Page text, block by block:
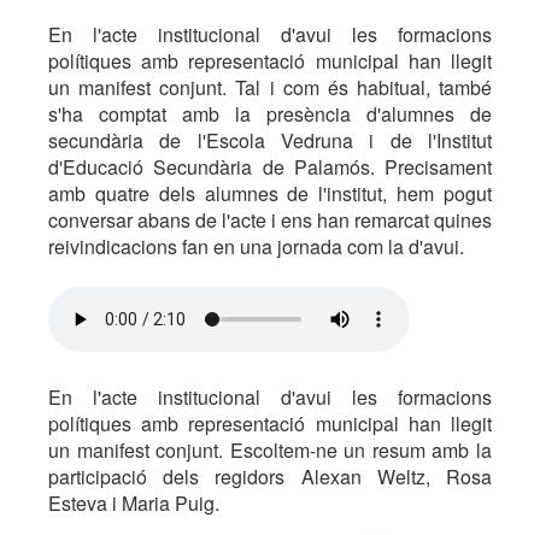
En l'acte institucional d'avui les formacions
polítiques amb representació municipal han llegit
un manifest conjunt. Tal i com és habitual, també
s'ha comptat amb la presència d'alumnes de
secundària de l'Escola Vedruna i de l'Institut
d'Educació Secundària de Palamós. Precisament
amb quatre dels alumnes de l'institut, hem pogut
conversar abans de l'acte i ens han remarcat quines
reivindicacions fan en una jornada com la d'avui.
En l'acte institucional d'avui les formacions
polítiques amb representació municipal han llegit
un manifest conjunt. Escoltem-ne un resum amb la
participació dels regidors Alexan Weltz, Rosa
Esteva i Maria Puig.